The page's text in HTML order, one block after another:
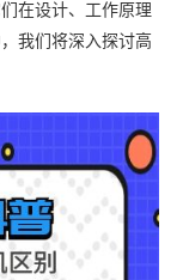
在设计、工作原理
我们将深入探讨高